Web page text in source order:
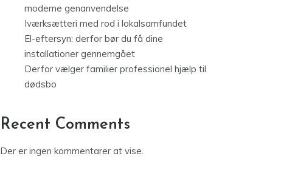
moderne genanvendelse
Iværksætteri med rod i lokalsamfundet
El-eftersyn: derfor bør du få dine
installationer gennemgået
Derfor vælger familier professionel hjælp til
dødsbo
Recent Comments
Der er ingen kommentarer at vise.